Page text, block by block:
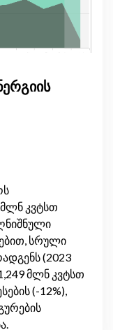
კვტსთ
სრული
(2023
მლნ კვტსთ
(-12%),